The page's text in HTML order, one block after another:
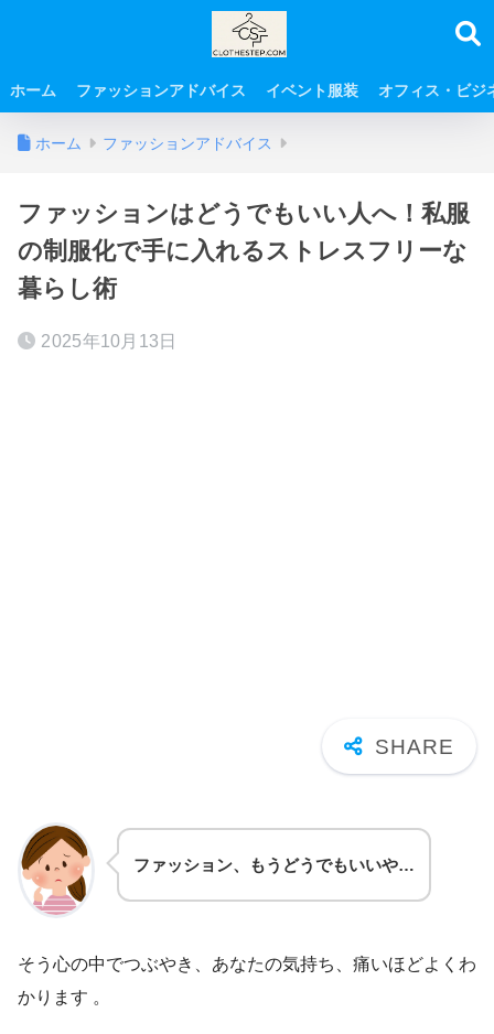
ホーム ファッションアドバイス イベント服装 オフィス・ビジ
ホーム ファッションアドバイス
ファッションはどうでもいい人へ！私服
の制服化で手に入れるストレスフリーな
暮らし術
2025年10月13日
ファッション、もうどうでもいいや…
そう心の中でつぶやき、あなたの気持ち、痛いほどよくわ
かります 。